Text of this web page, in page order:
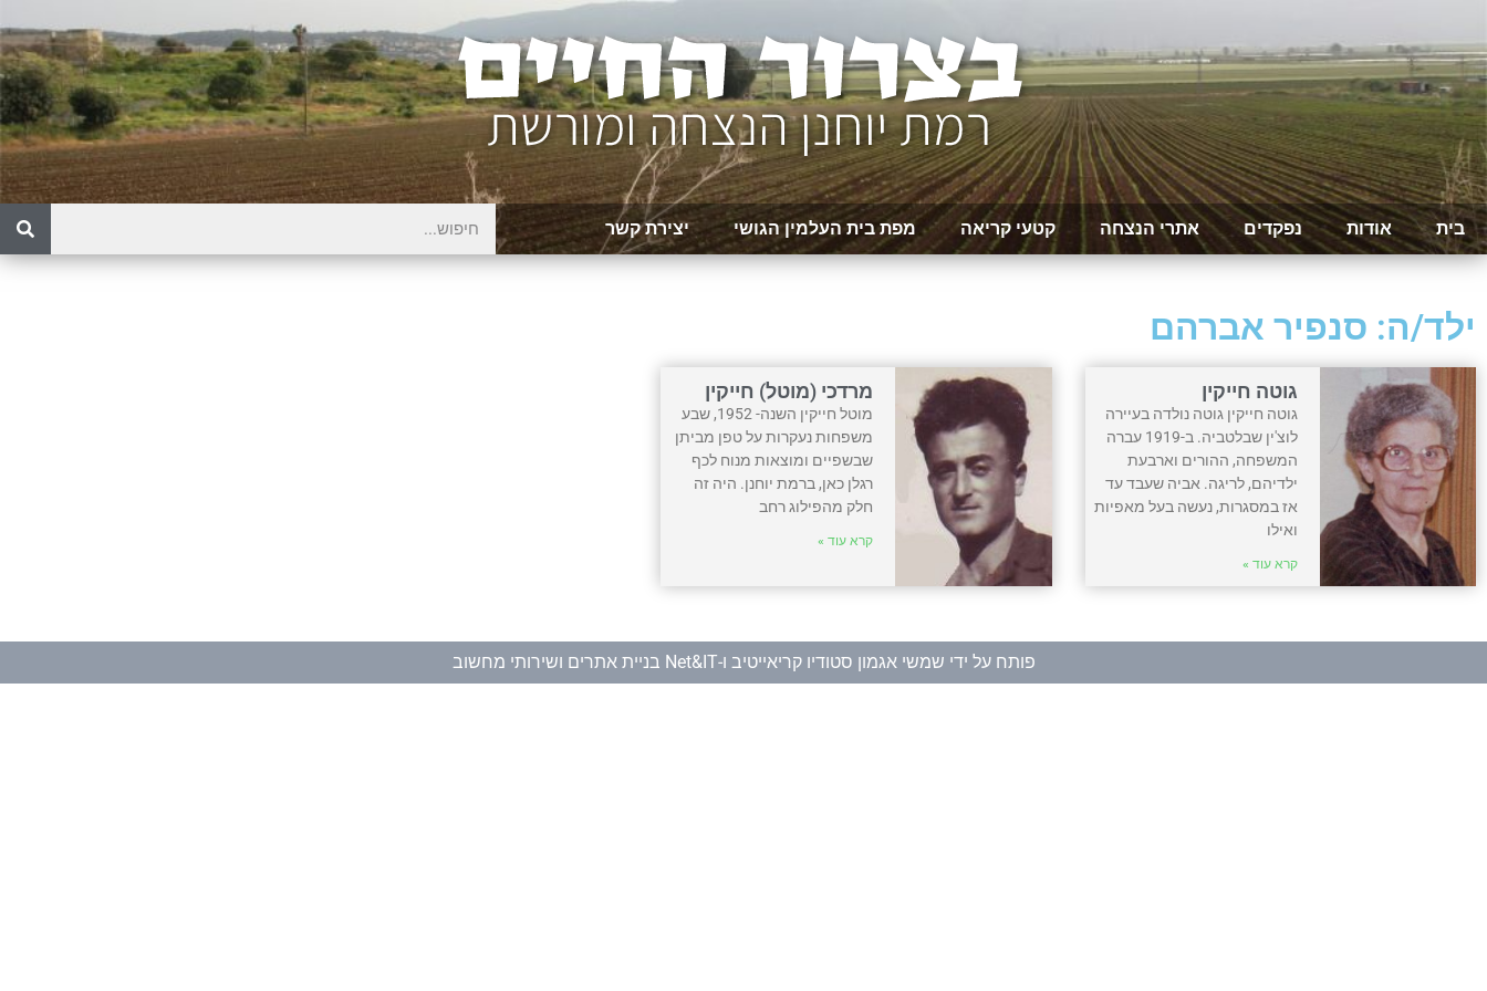
בית אודות נפקדים אתרי הנצחה קטעי קריאה מפת בית העלמין הגושי יצירת קשר
ילד/ה: סנפיר אברהם
גוטה חייקין
גוטה חייקין גוטה נולדה בעיירה
לוצ'ין שבלטביה. ב-1919 עברה
המשפחה, ההורים וארבעת
ילדיהם, לריגה. אביה שעבד עד
אז במסגרות, נעשה בעל מאפיות
ואילו
קרא עוד »
מרדכי (מוטל) חייקין
מוטל חייקין השנה- 1952, שבע
משפחות נעקרות על טפן מביתן
שבשפיים ומוצאות מנוח לכף
רגלן כאן, ברמת יוחנן. היה זה
חלק מהפילוג רחב
קרא עוד »
פותח על ידי שמשי אגמון סטודיו קריאייטיב ו-Net&IT בניית אתרים ושירותי מחשוב